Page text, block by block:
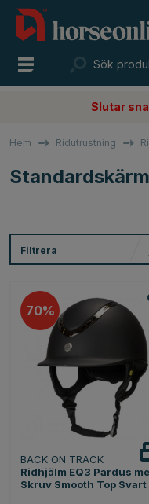
Slutar
Hem Ridutrustning
Standardskärm
Filtrera
70
BACK ON TRACK
Ridhjälm EQ3 Pardus
Skruv Smooth Top Svart